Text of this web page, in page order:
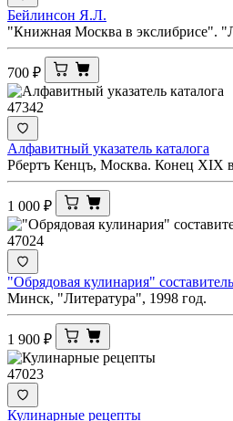
Бейлинсон Я.Л.
"Книжная Москва в экслибрисе".
700 ₽
47342
Алфавитный указатель каталога
Рбертъ Кенцъ, Москва. Конец XIX
1 000 ₽
47024
"Обрядовая кулинария"
Минск, "Литература", 1998 год.
1 900 ₽
47023
Кулинарные рецепты